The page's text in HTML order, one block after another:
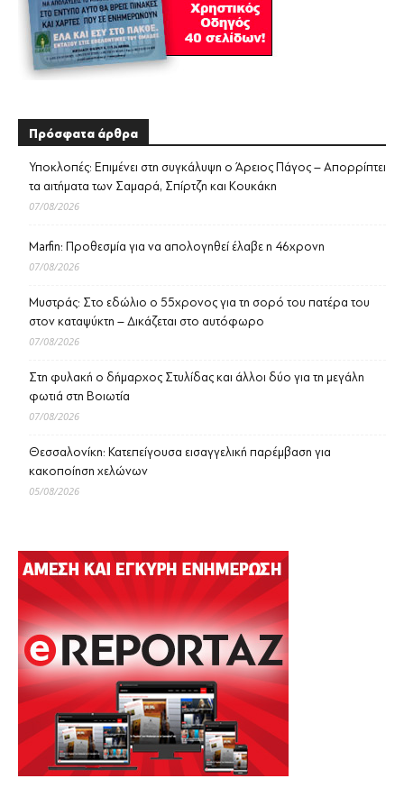
Πρόσφατα άρθρα
Υποκλοπές: Επιμένει στη συγκάλυψη ο Άρειος Πάγος – Απορρίπτει
τα αιτήματα των Σαμαρά, Σπίρτζη και Κουκάκη
07/08/2026
Marfin: Προθεσμία για να απολογηθεί έλαβε η 46χρονη
07/08/2026
Μυστράς: Στο εδώλιο ο 55χρονος για τη σορό του πατέρα του
στον καταψύκτη – Δικάζεται στο αυτόφωρο
07/08/2026
Στη φυλακή ο δήμαρχος Στυλίδας και άλλοι δύο για τη μεγάλη
φωτιά στη Βοιωτία
07/08/2026
Θεσσαλονίκη: Κατεπείγουσα εισαγγελική παρέμβαση για
κακοποίηση χελώνων
05/08/2026